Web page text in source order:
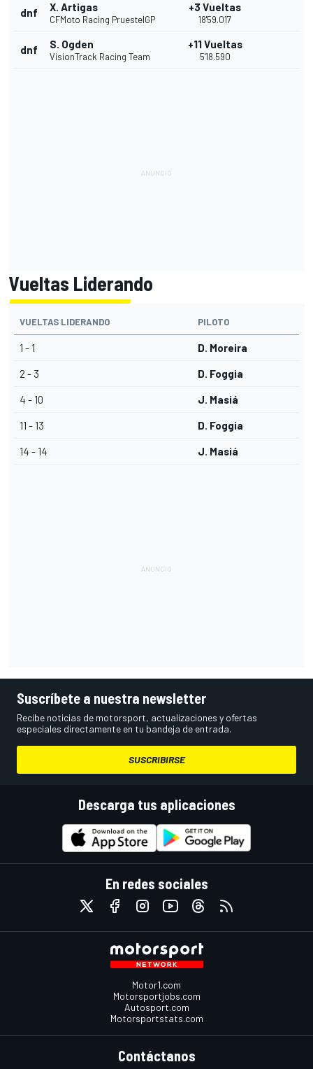
dnf X. Artigas
CFMoto Racing PruestelGP
+3 Vueltas
18'59.017
dnf S. Ogden
VisionTrack Racing Team
+11 Vueltas
5'18.590
Vueltas Liderando
VUELTAS LIDERANDO PILOTO
1 - 1 D. Moreira
2 - 3 D. Foggia
4 - 10 J. Masiá
11 - 13 D. Foggia
14 - 14 J. Masiá
Suscríbete a nuestra newsletter
Recibe noticias de motorsport, actualizaciones y ofertas
especiales directamente en tu bandeja de entrada.
SUSCRIBIRSE
Descarga tus aplicaciones
En redes sociales
Motor1.com
Motorsportjobs.com
Autosport.com
Motorsportstats.com
Contáctanos